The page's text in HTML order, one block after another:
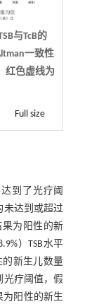
与TcB的
一致性
红色虚线为
Full size
到了光疗阈
未达到或超过
为阳性的新
）TSB水平
新生儿数量
光疗阈值，假
为阳性的新生